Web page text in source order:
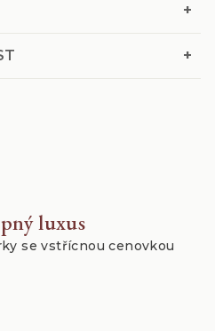
+
+
luxus
se vstřícnou cenovkou